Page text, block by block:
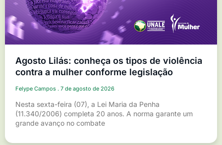
Agosto Lilás: conheça os tipos de violência
contra a mulher conforme legislação
Felype Campos 7 de agosto de 2026
Nesta sexta-feira (07), a Lei Maria da Penha
(11.340/2006) completa 20 anos. A norma garante um
grande avanço no combate